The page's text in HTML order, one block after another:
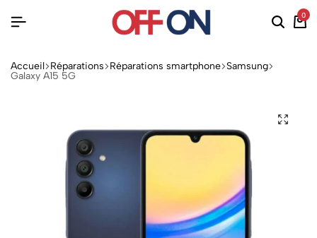
0
Accueil Réparations Réparations smartphone Samsung
Galaxy A15 5G